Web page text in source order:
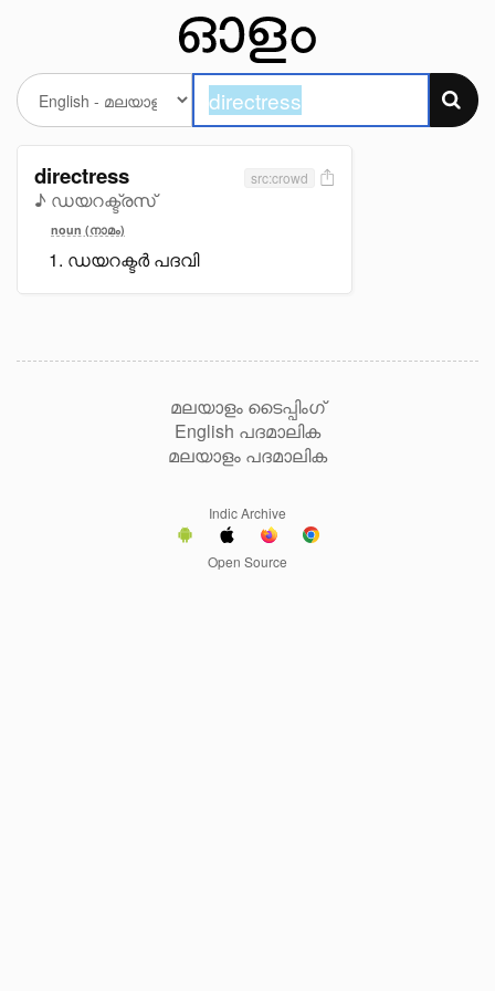
directress
♪ ഡയറക്ട്രസ്
src:crowd
noun (നാമം)
ഡയറക്ടർ പദവി
മലയാളം ടൈപ്പിംഗ്
English പദമാലിക
മലയാളം പദമാലിക
Indic Archive
Open Source